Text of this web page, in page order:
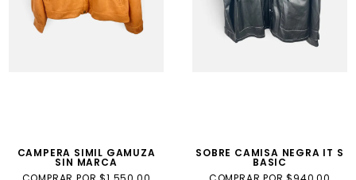
CAMPERA SIMIL GAMUZA
SIN MARCA
SOBRE CAMISA NEGRA IT S
BASIC